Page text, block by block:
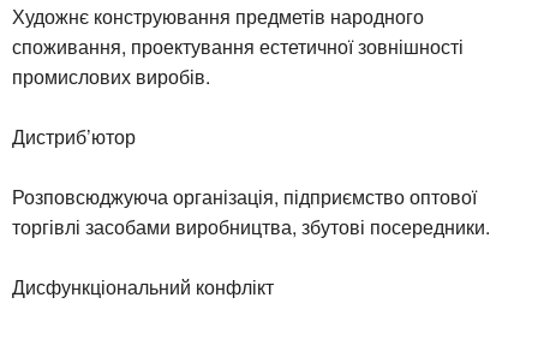
Художнє конструювання предметів народного
споживання, проектування естетичної зовнішності
промислових виробів.
Дистриб’ютор
Розповсюджуюча організація, підприємство оптової
торгівлі засобами виробництва, збутові посередники.
Дисфункціональний конфлікт